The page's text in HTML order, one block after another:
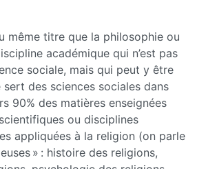
même titre que la philosophie ou
académique qui n’est pas
sociale, mais qui peut y être
sert des sciences sociales dans
90% des matières enseignées
ou disciplines
appliquées à la religion (on parle
» : histoire des religions,